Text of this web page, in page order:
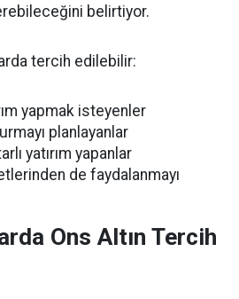
belirtiyor.
tercih edilebilir:
yapmak isteyenler
planlayanlar
yatırım yapanlar
de faydalanmayı
Ons Altın Tercih